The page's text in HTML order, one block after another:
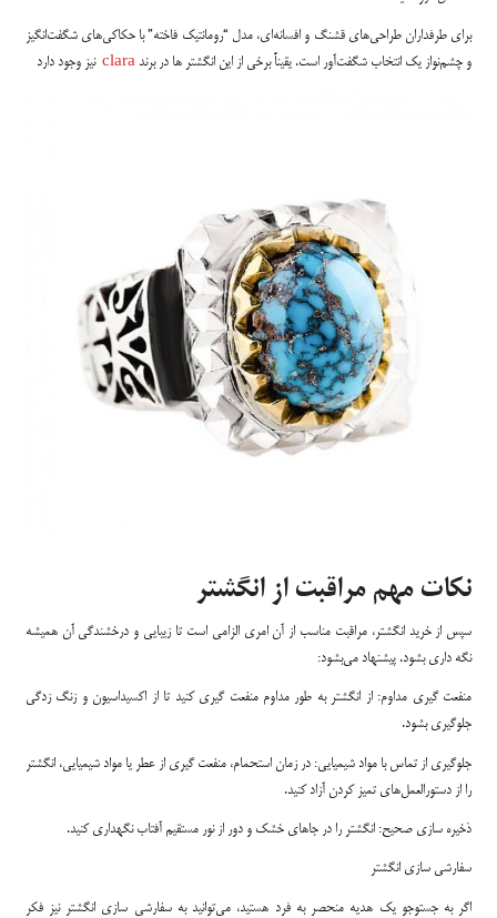
برای طرفداران طراحی‌های قشنگ و افسانه‌ای، مدل “رومانتیک فاخته” با حکاکی‌های شگفت‌انگیز
و چشم‌نواز یک انتخاب شگفت‌آور است. یقیناً برخی از این انگشتر ها در برند claraنیز وجود دارد
نکات مهم مراقبت از انگشتر
سپس از خرید انگشتر، مراقبت مناسب از آن امری الزامی است تا زیبایی و درخشندگی آن همیشه
نگه داری بشود. پیشنهاد می‌بشود:
منفعت گیری مداوم: از انگشتر به طور مداوم منفعت گیری کنید تا از اکسیداسیون و زنگ زدگی
جلوگیری بشود.
جلوگیری از تماس با مواد شیمیایی: در زمان استحمام، منفعت گیری از عطر یا مواد شیمیایی، انگشتر
را از دستورالعمل‌های تمیز کردن آزاد کنید.
ذخیره سازی صحیح: انگشتر را در جاهای خشک و دور از نور مستقیم آفتاب نگهداری کنید.
سفارشی سازی انگشتر
اگر به جستوجو یک هدیه منحصر به فرد هستید، می‌توانید به سفارشی سازی انگشتر نیز فکر